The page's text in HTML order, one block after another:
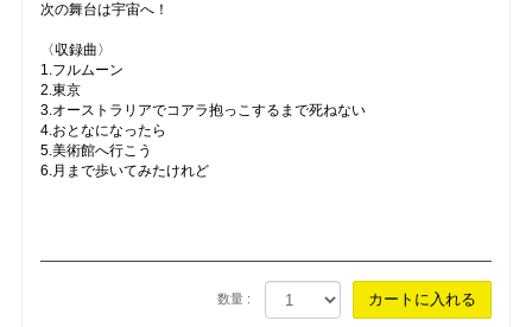
次の舞台は宇宙へ！
〈収録曲〉
1.フルムーン
2.東京
3.オーストラリアでコアラ抱っこするまで死ねない
4.おとなになったら
5.美術館へ行こう
6.月まで歩いてみたけれど
数量 :